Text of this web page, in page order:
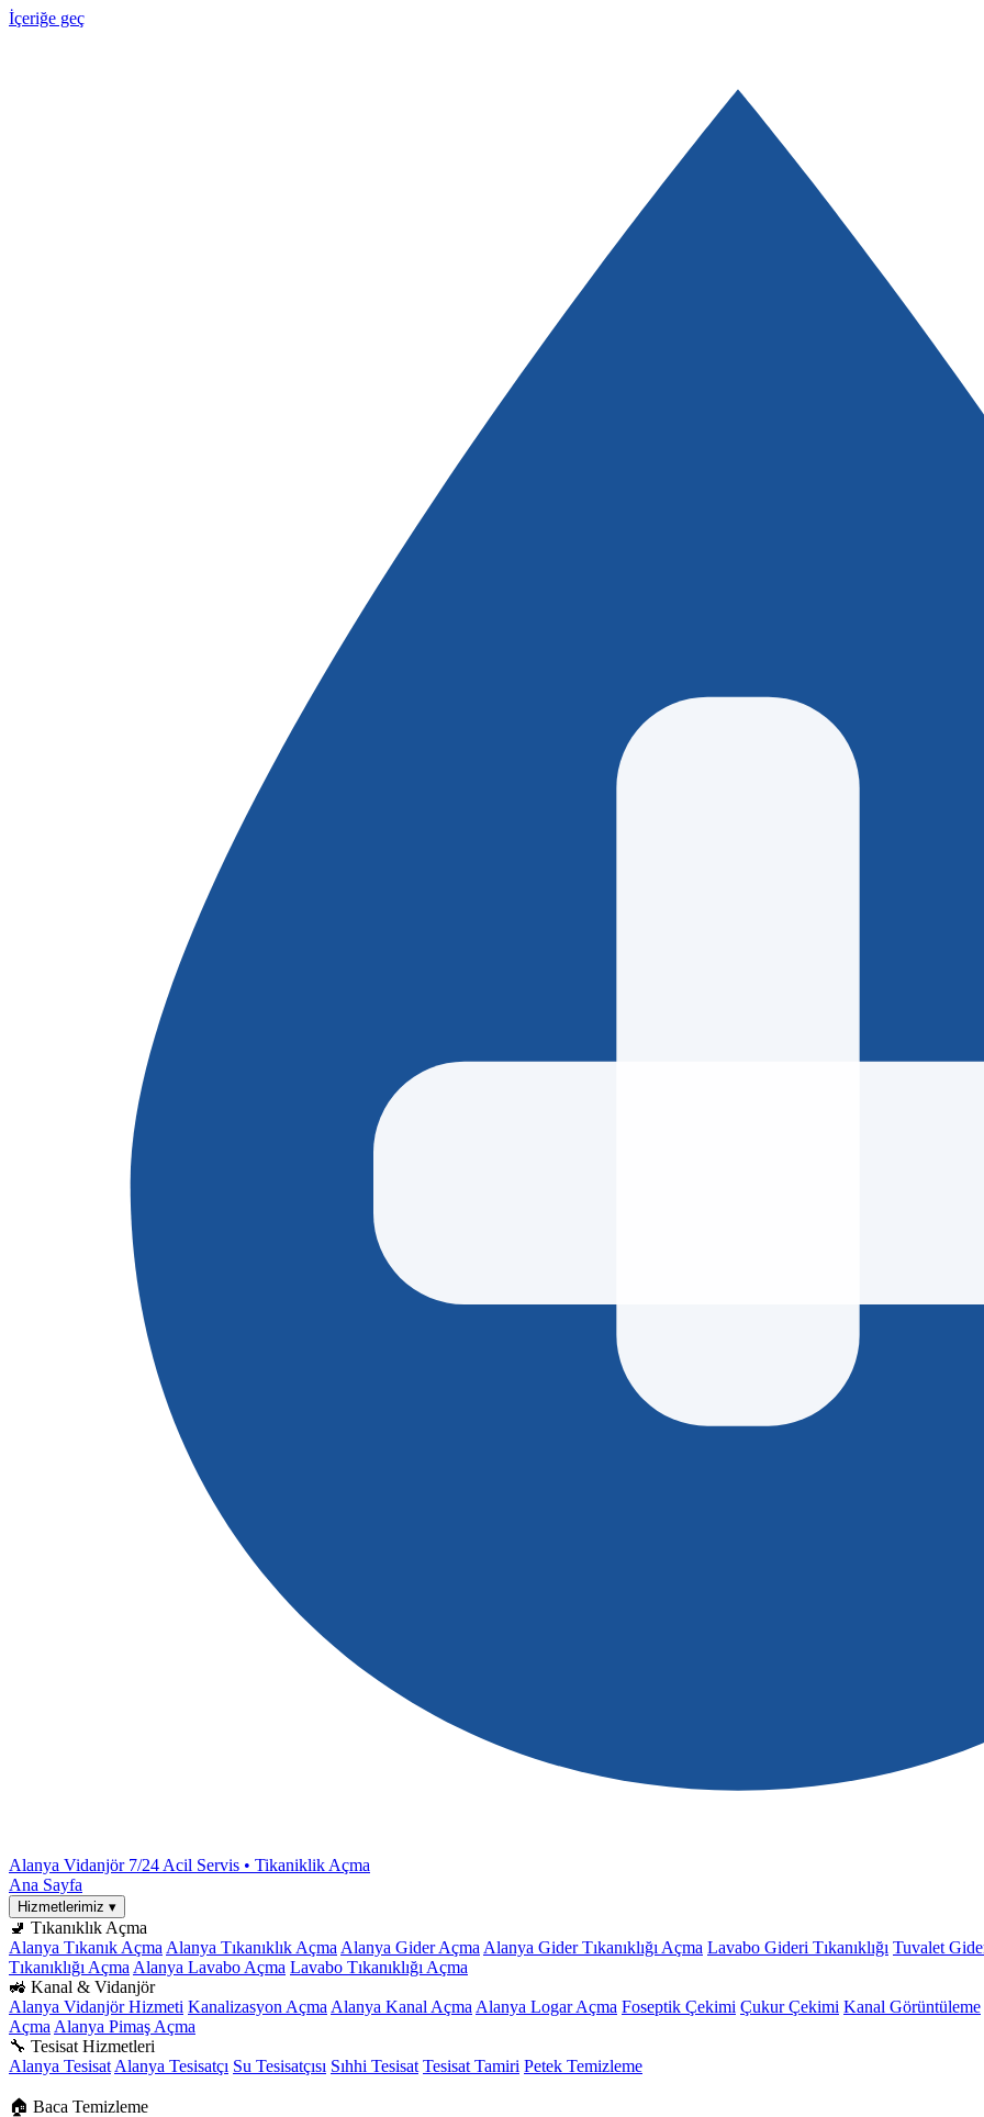
İçeriğe geç
Alanya Vidanjör 7/24 Acil Servis • Tikaniklik Açma
Ana Sayfa
Hizmetlerimiz ▾
🚽 Tıkanıklık Açma
Alanya Tıkanık Açma Alanya Tıkanıklık Açma Alanya Gider Açma Alanya Gider Tıkanıklığı Açma Lavabo Gideri Tıkanıklığı Tuvalet
Tıkanıklığı Açma Alanya Lavabo Açma Lavabo Tıkanıklığı Açma
🚜 Kanal & Vidanjör
Alanya Vidanjör Hizmeti Kanalizasyon Açma Alanya Kanal Açma Alanya Logar Açma Foseptik Çekimi Çukur Çekimi Kanal Görüntüleme
Açma Alanya Pimaş Açma
🔧 Tesisat Hizmetleri
Alanya Tesisat Alanya Tesisatçı Su Tesisatçısı Sıhhi Tesisat Tesisat Tamiri Petek Temizleme
🏠 Baca Temizleme